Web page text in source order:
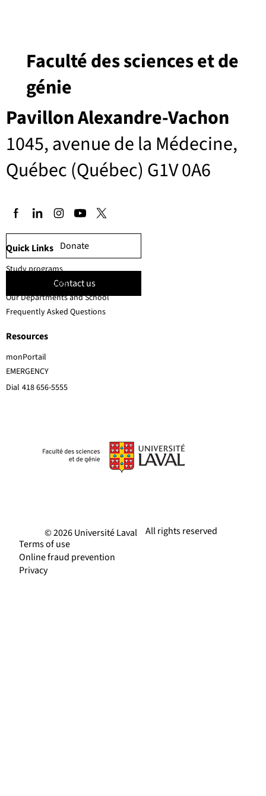
Pavillon Alexandre-Vachon
1045, avenue de la Médecine,
Québec (Québec) G1V 0A6
Faculté des sciences et de
génie
Donate
Contact us
EMERGENCY
Dial 418 656-5555
Quick Links
Resources
Study programs
Faculty members
Our Departments and School
Frequently Asked Questions
monPortail
All rights reserved
© 2026 Université Laval
Terms of use
Online fraud prevention
Privacy